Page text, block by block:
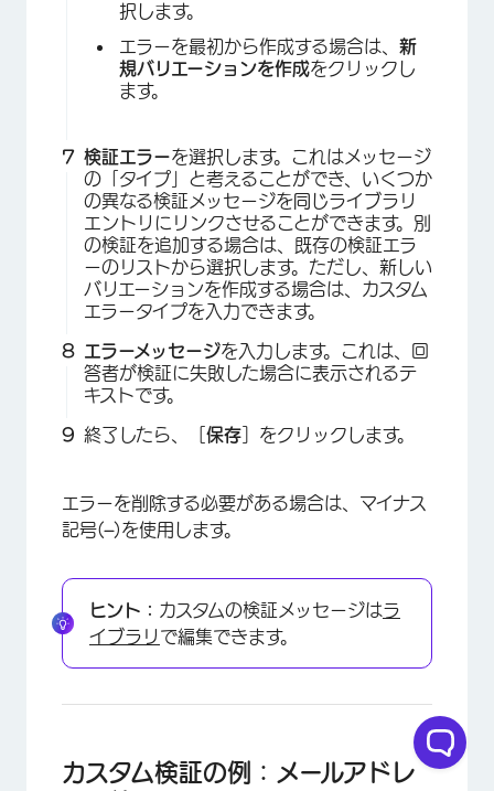
×
択します。
エラーを最初から作成する場合は、 新
規バリエーションを作成をクリックし
ます。
検証エラーを選択します。これはメッセージ
の「タイプ」と考えることができ、いくつか
の異なる検証メッセージを同じライブラリ
エントリにリンクさせることができます。別
の検証を追加する場合は、既存の検証エラ
ーのリストから選択します。ただし、新しい
バリエーションを作成する場合は、カスタム
エラータイプを入力できます。
エラーメッセージを入力します。これは、回
答者が検証に失敗した場合に表示されるテ
キストです。
終了したら、［ 保存 ］をクリックします。
エラーを削除する必要がある場合は、マイナス
記号(–)を使用します。
ヒント： カスタムの検証メッセージはラ
イブラリ で編集できます。
カスタム検証の例：メールアドレ